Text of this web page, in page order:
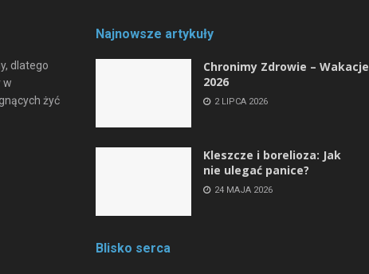
dlatego
w
żyć
Najnowsze artykuły
Chronimy Zdrowie ­– Wakacje
2026
2 LIPCA 2026
Kleszcze i borelioza: Jak
nie ulegać panice?
24 MAJA 2026
Blisko serca